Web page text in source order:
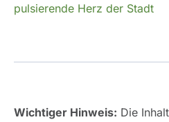
pulsierende Herz der Stadt
Wichtiger Hinweis: Die